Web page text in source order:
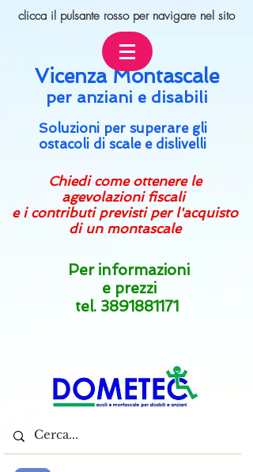
clicca il pulsante rosso per navigare nel sito
Vicenza Montascale
per anziani e disabili
Soluzioni per superare gli
ostacoli di scale e dislivelli
Chiedi come ottenere le
agevolazioni fiscali
e i contributi previsti per l'acquisto
di un montascale
Per informazioni
e prezzi
tel. 3891881171